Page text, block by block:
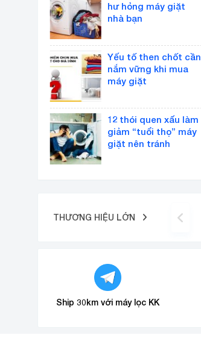
hư hỏng máy giặt
nhà bạn
Yếu tố then chốt cần
nắm vững khi mua
máy giặt
12 thói quen xấu làm
giảm “tuổi thọ” máy
giặt nên tránh
THƯƠNG HIỆU LỚN
Ship 30km với máy lọc KK